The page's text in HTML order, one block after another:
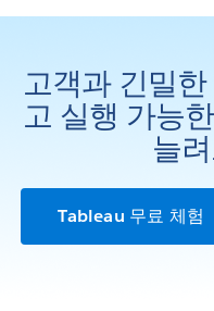
고객과 긴밀
고 실행 가능
늘
Tableau 무료 체험